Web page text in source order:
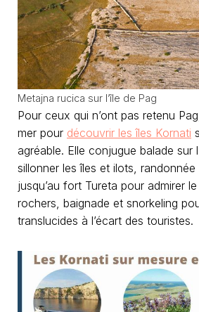
Metajna rucica sur l’île de Pag
Pour ceux qui n’ont pas retenu
mer pour découvrir les îles Kornati
agréable. Elle conjugue balade sur
sillonner les îles et ilots, randonnée
jusqu’au fort Tureta pour admirer
rochers, baignade et snorkeling
translucides à l’écart des touristes.